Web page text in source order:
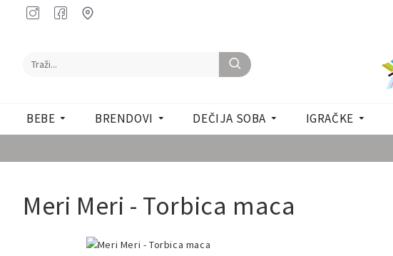
BEBE BRENDOVI DEČIJA SOBA IGRAČKE
Meri Meri - Torbica maca